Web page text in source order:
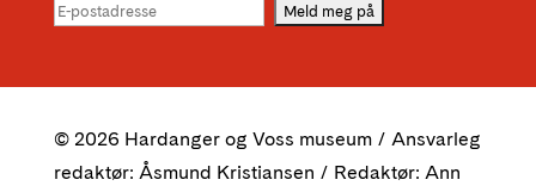
© 2026 Hardanger og Voss museum / Ansvarleg
redaktør: Åsmund Kristiansen / Redaktør: Ann